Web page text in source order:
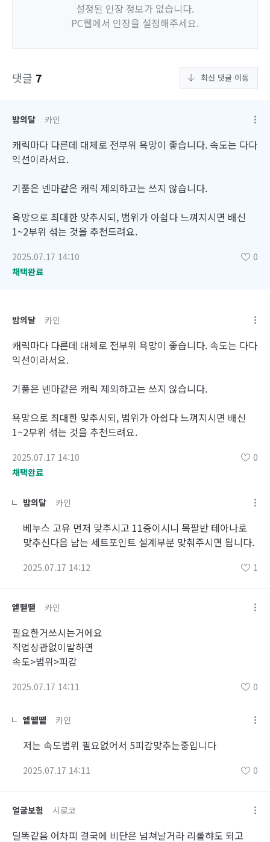
설정된 인장 정보가 없습니다.
PC웹에서 인장을 설정해주세요.
댓글 7 최신 댓글 이동
밤의달 카인
캐릭마다 다른데 대체로 전부위 욕망이 좋습니다. 속도는 다다
익선이라서요.
기품은 넨마같은 캐릭 제외하고는 쓰지 않습니다.
욕망으로 최대한 맞추시되, 범위가 아쉽다 느껴지시면 배신
1~2부위 섞는 것을 추천드려요.
2025.07.17 14:10
0
채택완료
밤의달 카인
캐릭마다 다른데 대체로 전부위 욕망이 좋습니다. 속도는 다다
익선이라서요.
기품은 넨마같은 캐릭 제외하고는 쓰지 않습니다.
욕망으로 최대한 맞추시되, 범위가 아쉽다 느껴지시면 배신
1~2부위 섞는 것을 추천드려요.
2025.07.17 14:10
0
채택완료
밤의달 카인
베누스 고유 먼저 맞추시고 11증이시니 목팔반 테아나로
맞추신다음 남는 세트포인트 설계부분 맞춰주시면 됩니다.
2025.07.17 14:12 1
엩똍똍 카인
필요한거쓰시는거에요
직업상관없이말하면
속도>범위>피감
2025.07.17 14:11 0
엩똍똍 카인
저는 속도범위 필요없어서 5피감맞추는중입니다
2025.07.17 14:11 0
얼굴보험 시로코
딜똑같음 어차피 결국에 비단은 넘쳐날거라 리롤햐도 되고